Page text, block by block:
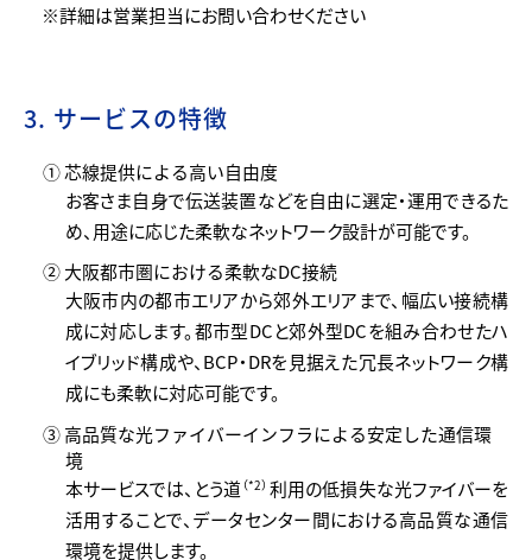
※詳細は営業担当にお問い合わせください
3. サービスの特徴
① 芯線提供による高い自由度
お客さま自身で伝送装置などを自由に選定・運用できるた
め、用途に応じた柔軟なネットワーク設計が可能です。
② 大阪都市圏における柔軟なDC接続
大阪市内の都市エリアから郊外エリアまで、幅広い接続構
成に対応します。都市型DCと郊外型DCを組み合わせたハ
イブリッド構成や、BCP・DRを見据えた冗長ネットワーク構
成にも柔軟に対応可能です。
③ 高品質な光ファイバーインフラによる安定した通信環
境
本サービスでは、とう道 （*2） 利用の低損失な光ファイバーを
活用することで、データセンター間における高品質な通信
環境を提供します。